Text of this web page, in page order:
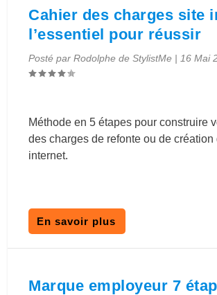
Cahier des charges site
l’essentiel pour réussir
Posté parRodolphe de StylistMe | 16 Mai
Méthode en 5 étapes pour construire
des charges de refonte ou de création
internet.
En savoir plus
Marque employeur 7